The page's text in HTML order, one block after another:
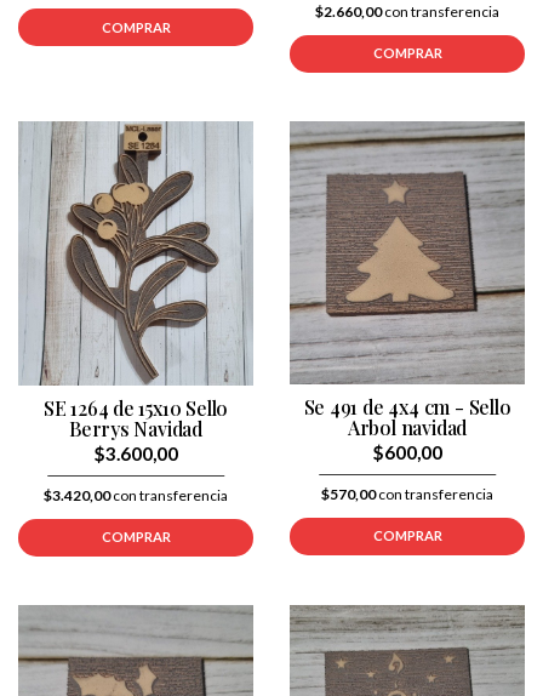
COMPRAR
$2.660,00con transferencia
COMPRAR
SE 1264 de 15x10 Sello
Berrys Navidad
$3.600,00
$3.420,00con transferencia
COMPRAR
Se 491 de 4x4 cm - Sello
Arbol navidad
$600,00
$570,00con transferencia
COMPRAR